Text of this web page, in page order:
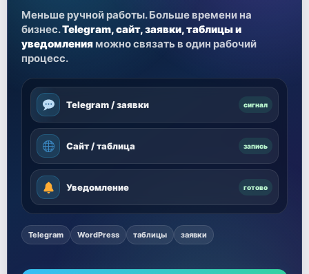
Меньше ручной работы. Больше времени на
бизнес.Telegram, сайт, заявки, таблицы и
уведомления можно связать в один рабочий
процесс.
Telegram / заявки сигнал
Сайт / таблица запись
Уведомление готово
Telegram WordPress таблицы заявки